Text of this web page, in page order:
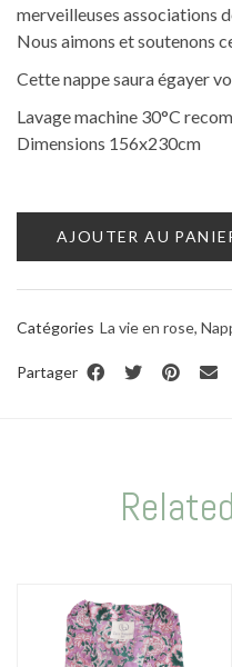
merveilleuses associations
Nous aimons et soutenons
Cette nappe saura égayer
Lavage machine 30°C
Dimensions 156x230cm
AJOUTER AU
Catégories La vie en rose,
Partager